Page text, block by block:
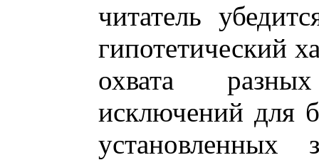
читатель
гипотетический
охвата
исключений для